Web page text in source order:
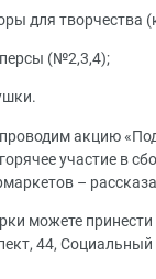
для творчества
(№2,3,4);
акцию
горячее участие в
–
можете
44,